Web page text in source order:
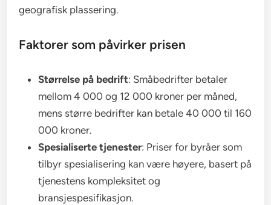
geografisk plassering.
Faktorer som påvirker prisen
Størrelse på bedrift: Småbedrifter betaler
mellom 4 000 og 12 000 kroner per måned,
mens større bedrifter kan betale 40 000 til 160
000 kroner.
Spesialiserte tjenester: Priser for byråer som
tilbyr spesialisering kan være høyere, basert på
tjenestens kompleksitet og
bransjespesifikasjon.